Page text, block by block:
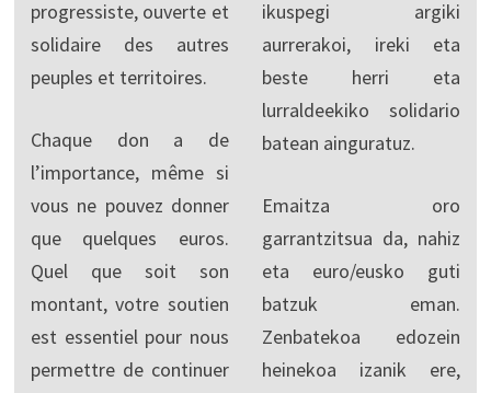
progressiste, ouverte et
solidaire des autres
peuples et territoires.
Chaque don a de
l’importance, même si
vous ne pouvez donner
que quelques euros.
Quel que soit son
montant, votre soutien
est essentiel pour nous
permettre de continuer
ikuspegi argiki
aurrerakoi, ireki eta
beste herri eta
lurraldeekiko solidario
batean ainguratuz.
Emaitza oro
garrantzitsua da, nahiz
eta euro/eusko guti
batzuk eman.
Zenbatekoa edozein
heinekoa izanik ere,